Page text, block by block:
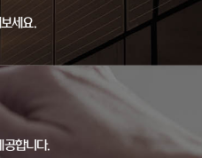
세요.
합니다.